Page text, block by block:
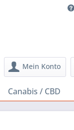
Mein Konto
Canabis / CBD